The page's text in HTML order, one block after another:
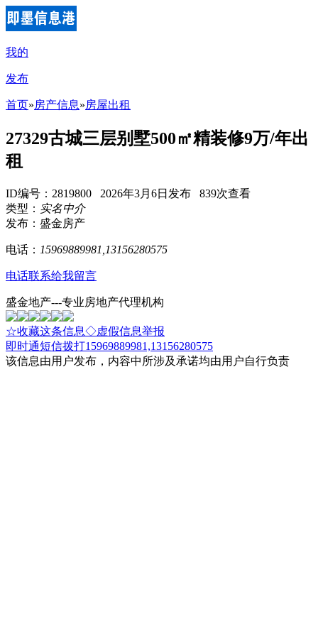
我的
发布
首页»房产信息»房屋出租
27329古城三层别墅500㎡精装修9万/年出
租
ID编号：2819800 2026年3月6日发布 839次查看
类型： 实名中介
发布：盛金房产
电话： 15969889981,13156280575
电话联系给我留言
盛金地产---专业房地产代理机构
☆收藏这条信息◇虚假信息举报
即时通短信拨打15969889981,13156280575
该信息由用户发布，内容中所涉及承诺均由用户自行负责